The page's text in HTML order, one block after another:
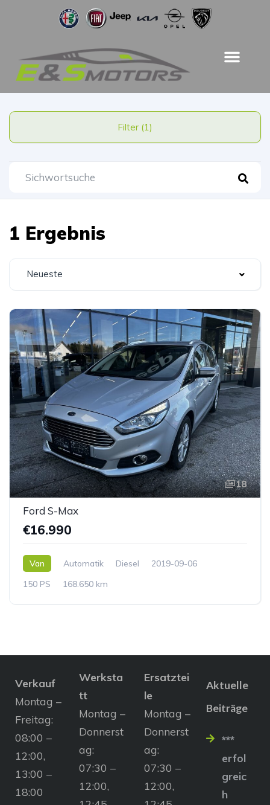
Filter (1)
1 Ergebnis
Neueste
18
Ford S-Max
€16.990
Van Automatik Diesel
2019-09-06
150 PS
168.650 km
Verkauf
Montag –
Freitag:
08:00 –
12:00,
13:00 –
18:00
Werksta
tt
Montag –
Donnerst
ag:
07:30 –
12:00,
Ersatztei
le
Montag –
Donnerst
ag:
07:30 –
12:00,
Aktuelle
Beiträge
***
erfol
greic
h